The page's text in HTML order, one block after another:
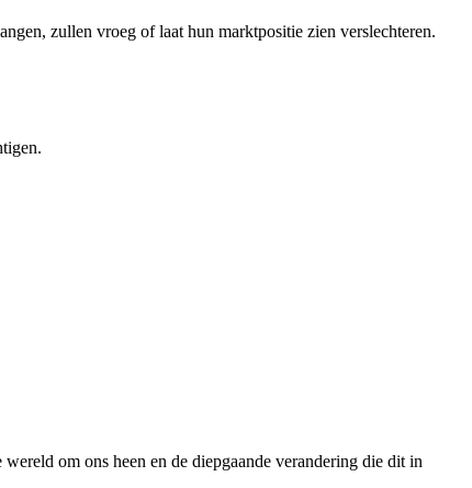
zullen vroeg of laat hun marktpositie zien verslechteren.
om ons heen en de diepgaande verandering die dit in